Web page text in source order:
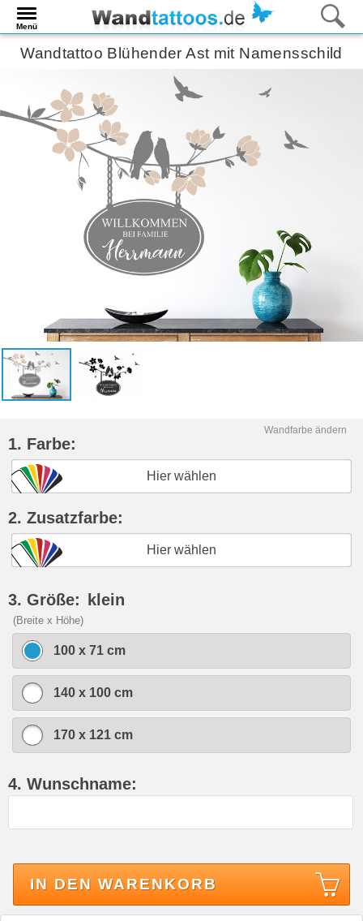
Menü
Wandtattoo Blühender Ast mit Namensschild
Wandfarbe ändern
1. Farbe:
Hier wählen
2. Zusatzfarbe:
Hier wählen
3. Größe: klein
(Breite x Höhe)
100 x 71 cm
140 x 100 cm
170 x 121 cm
4. Wunschname:
IN DEN WARENKORB